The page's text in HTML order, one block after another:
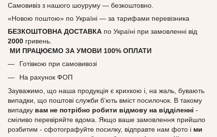
Самовивіз з нашого шоуруму — безкоштовно.
«Новою поштою» по Україні — за тарифами перевізника
БЕЗКОШТОВНА ДОСТАВКА по Україні при замовленні від
2000 гривень.
МИ ПРАЦЮЄМО ЗА УМОВИ 100% ОПЛАТИ
Готівкою при самовивозі
На рахунок ФОП
Зауважимо, що наша продукція є крихкою і, на жаль, бувають
випадки, що поштові служби б’ють вміст посилочок. В такому
випадку вам не потрібно робити відмову на відділенні -
сміливо перевіряйте вдома. Якщо ваше замовлення прийшло
розбитим - сфотографуйте посилку, відправте нам фото і ми